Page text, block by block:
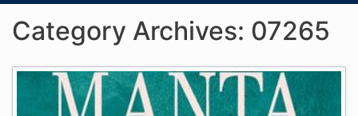
Category Archives: 07265